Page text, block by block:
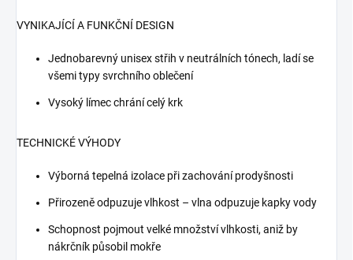
VYNIKAJÍCÍ A FUNKČNÍ DESIGN
Jednobarevný unisex střih v neutrálních tónech, ladí se
všemi typy svrchního oblečení
Vysoký límec chrání celý krk
TECHNICKÉ VÝHODY
Výborná tepelná izolace při zachování prodyšnosti
Přirozeně odpuzuje vlhkost – vlna odpuzuje kapky vody
Schopnost pojmout velké množství vlhkosti, aniž by
nákrčník působil mokře